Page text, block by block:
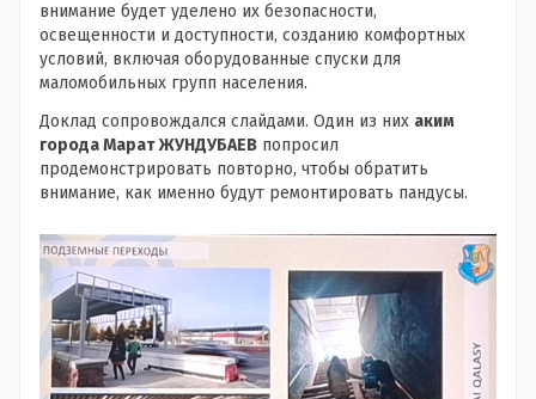
внимание будет уделено их безопасности,
освещенности и доступности, созданию комфортных
условий, включая оборудованные спуски для
маломобильных групп населения.
Доклад сопровождался слайдами. Один из них аким
города Марат ЖУНДУБАЕВ попросил
продемонстрировать повторно, чтобы обратить
внимание, как именно будут ремонтировать пандусы.